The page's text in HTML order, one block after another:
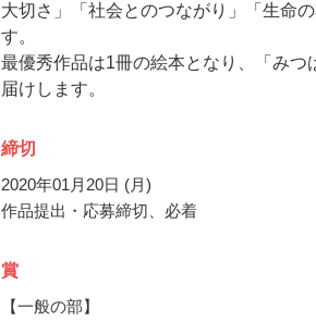
大切さ」「社会とのつながり」「生命
す。
最優秀作品は1冊の絵本となり、「み
届けします。
締切
2020年01月20日 (月)
作品提出・応募締切、必着
賞
【一般の部】